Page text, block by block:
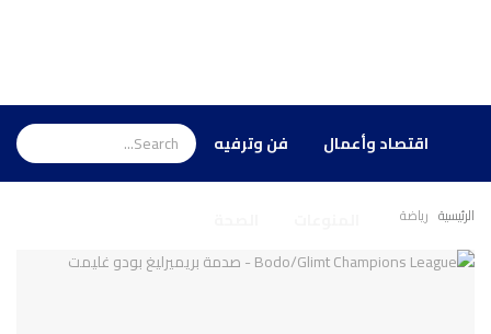
فن وترفيه اقتصاد وأعمال
الرئيسية رياضة